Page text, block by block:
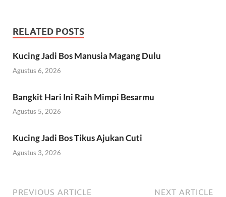
RELATED POSTS
Kucing Jadi Bos Manusia Magang Dulu
Agustus 6, 2026
Bangkit Hari Ini Raih Mimpi Besarmu
Agustus 5, 2026
Kucing Jadi Bos Tikus Ajukan Cuti
Agustus 3, 2026
PREVIOUS ARTICLE NEXT ARTICLE